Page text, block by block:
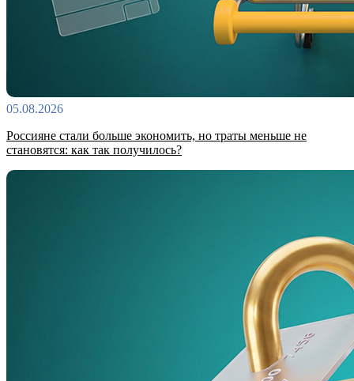
05.08.2026
Россияне стали больше экономить, но траты меньше не
становятся: как так получилось?